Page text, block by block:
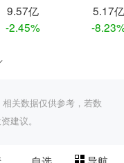
9.57亿
-2.45%
5.17亿
-
关数据仅供参考，若数
建议。